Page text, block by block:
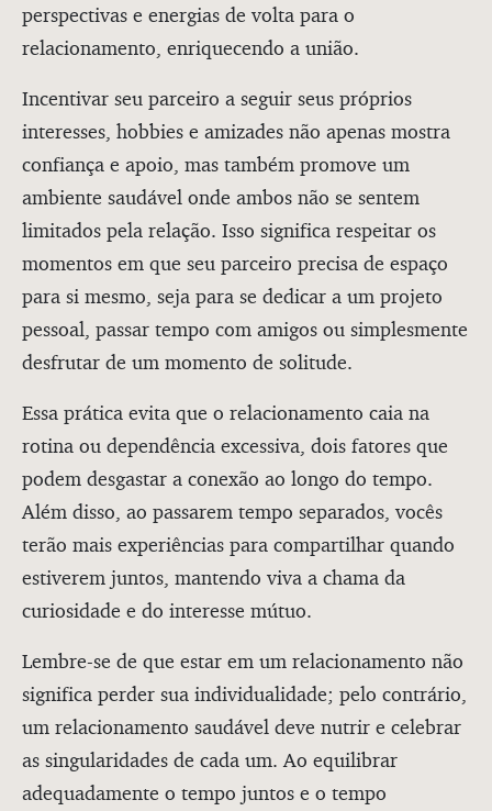
perspectivas e energias de volta para o
relacionamento, enriquecendo a união.
Incentivar seu parceiro a seguir seus próprios
interesses, hobbies e amizades não apenas mostra
confiança e apoio, mas também promove um
ambiente saudável onde ambos não se sentem
limitados pela relação. Isso significa respeitar os
momentos em que seu parceiro precisa de espaço
para si mesmo, seja para se dedicar a um projeto
pessoal, passar tempo com amigos ou simplesmente
desfrutar de um momento de solitude.
Essa prática evita que o relacionamento caia na
rotina ou dependência excessiva, dois fatores que
podem desgastar a conexão ao longo do tempo.
Além disso, ao passarem tempo separados, vocês
terão mais experiências para compartilhar quando
estiverem juntos, mantendo viva a chama da
curiosidade e do interesse mútuo.
Lembre-se de que estar em um relacionamento não
significa perder sua individualidade; pelo contrário,
um relacionamento saudável deve nutrir e celebrar
as singularidades de cada um. Ao equilibrar
adequadamente o tempo juntos e o tempo